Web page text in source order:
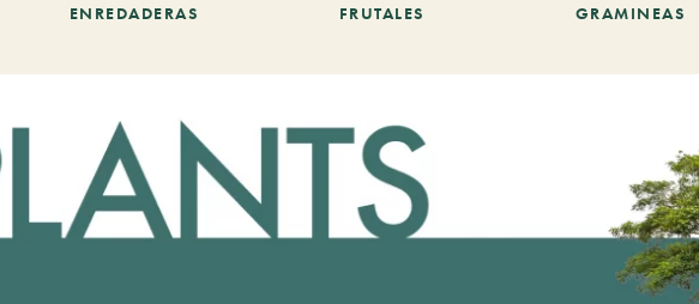
ENREDADERAS FRUTALES GRAMINEAS